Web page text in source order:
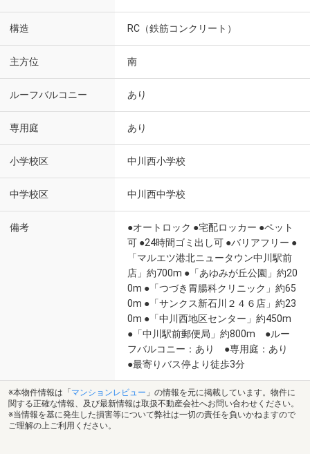
構造 RC（鉄筋コンクリート）
主方位 南
ルーフバルコニー あり
専用庭 あり
小学校区 中川西小学校
中学校区 中川西中学校
備考
●オートロック ●宅配ロッカー ●ペット
可 ●24時間ゴミ出し可 ●バリアフリー ●
「マルエツ港北ニュータウン中川駅前
店」約700m ●「あゆみが丘公園」約20
0m ●「つづき胃腸科クリニック」約65
0m ●「サンクス新石川２４６店」約23
0m ●「中川西地区センター」約450m
●「中川駅前郵便局」約800m ●ルー
フバルコニー：あり ●専用庭：あり
●最寄りバス停より徒歩3分
※本物件情報は「 マンションレビュー 」の情報を元に掲載しています。物件に
関する正確な情報、及び最新情報は取扱不動産会社へお問い合わせください。
※当情報を基に発生した損害等について弊社は一切の責任を負いかねますので
ご理解の上ご利用ください。